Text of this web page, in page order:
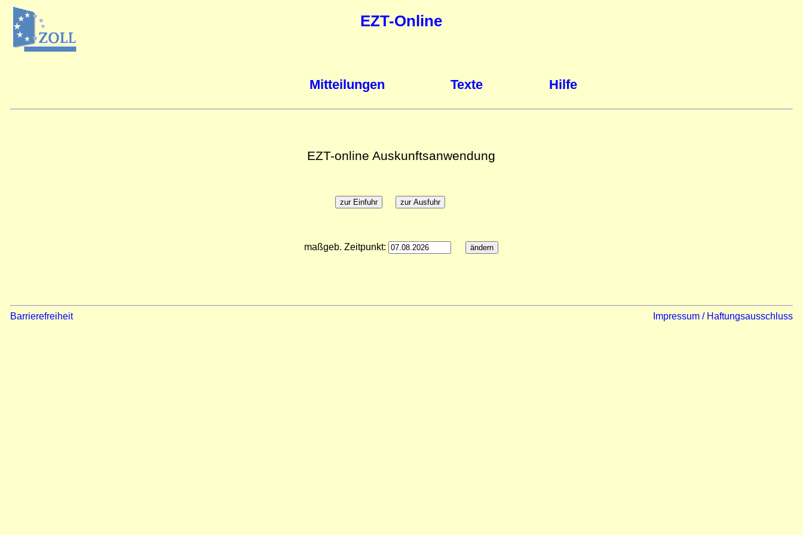
EZT-Online
Mitteilungen Texte Hilfe
EZT-online Auskunftsanwendung
maßgeb. Zeitpunkt:
Barrierefreiheit Impressum / Haftungsausschluss